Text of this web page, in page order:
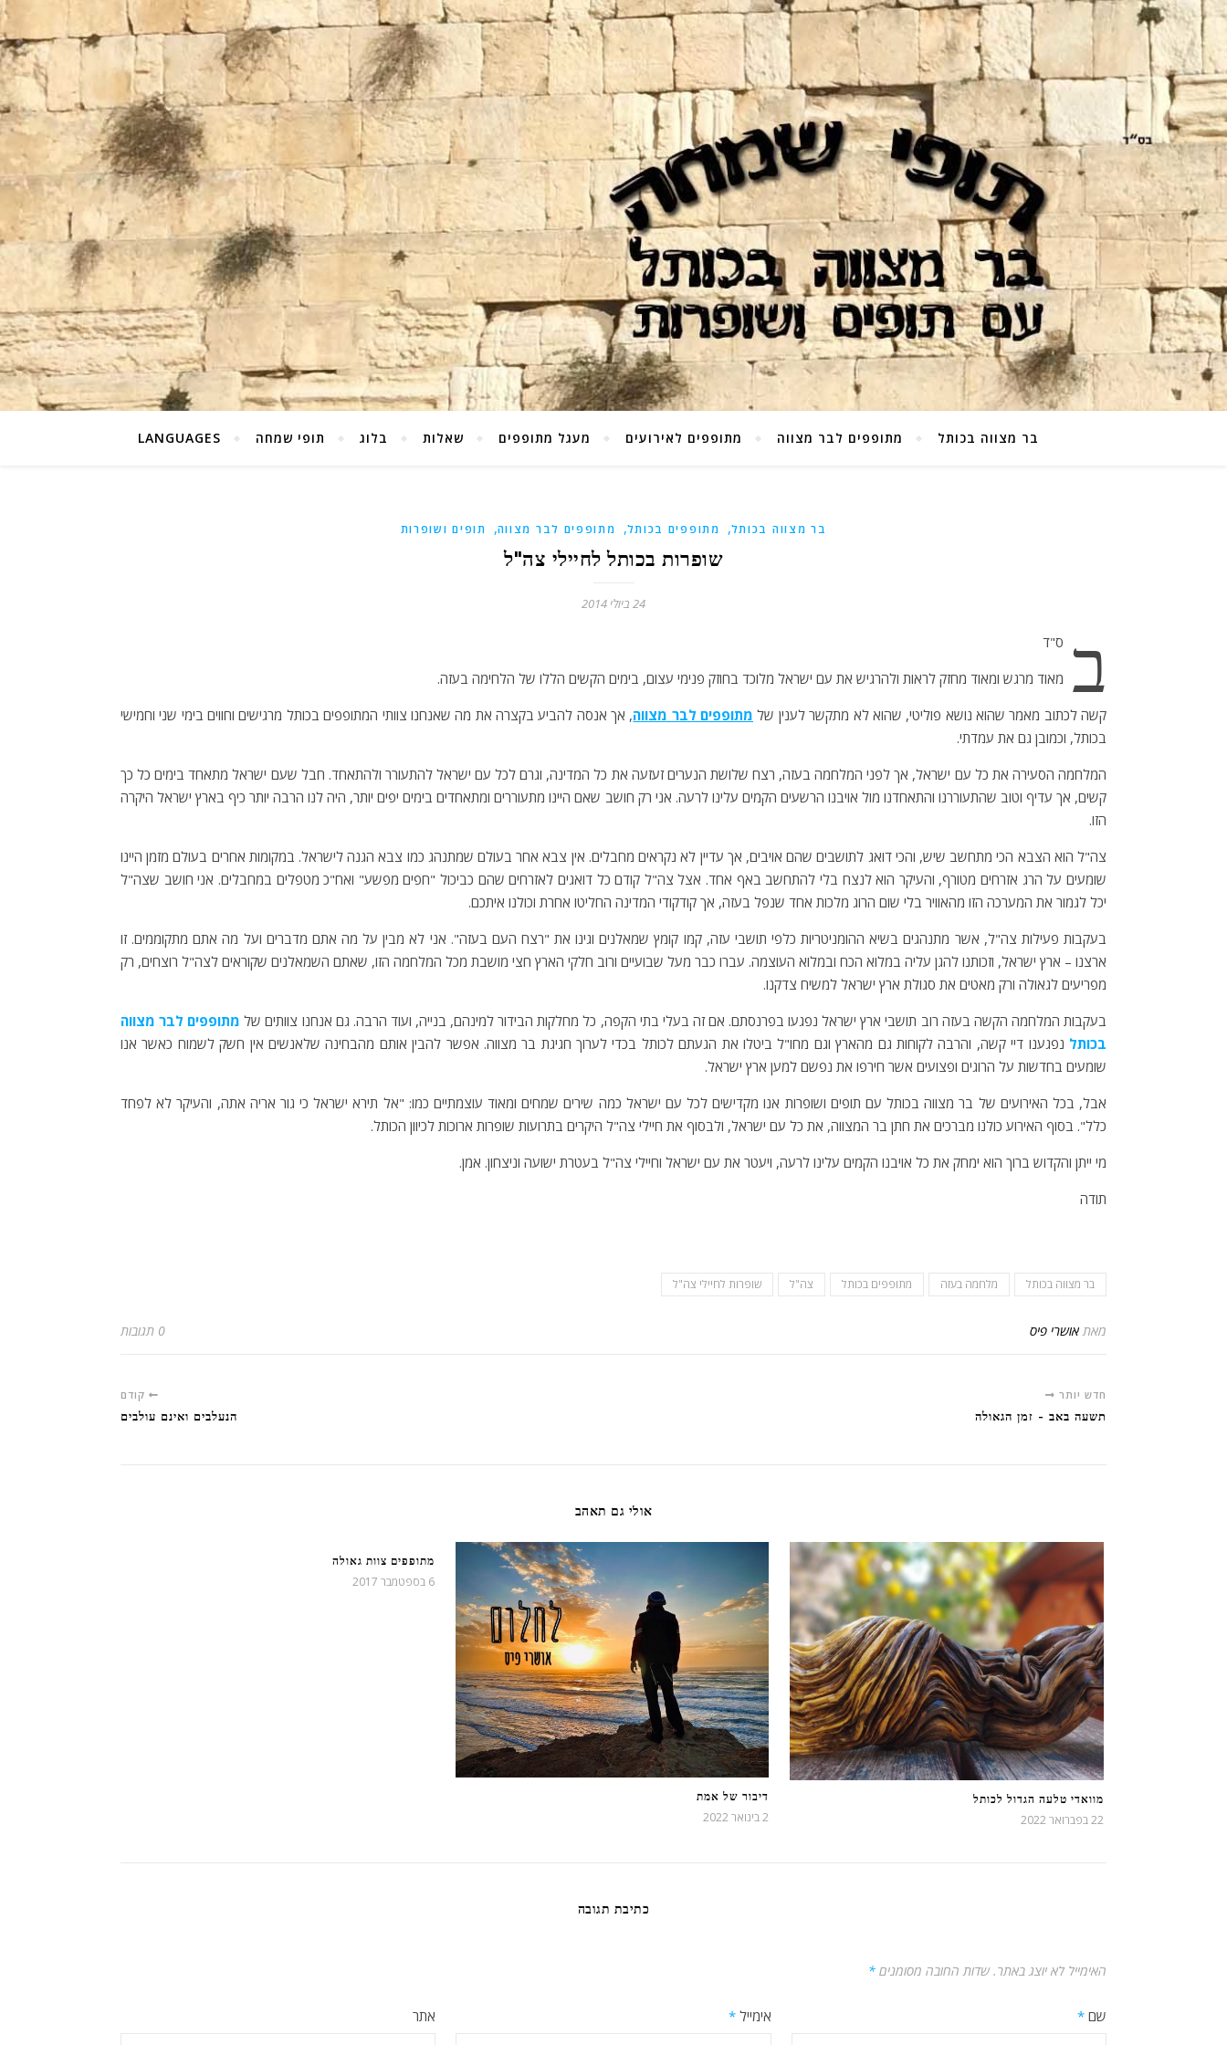
בר מצווה בכותל מתופפים לבר מצווה מתופפים לאירועים מעגל מתופפים שאלות בלוג תופי שמחה LANGUAGES
בר מצווה בכותל, מתופפים בכותל, מתופפים לבר מצווה, תופים ושופרות
שופרות בכותל לחיילי צה"ל
24 ביולי 2014
ב ס"ד
מאוד מרגש ומאוד מחזק לראות ולהרגיש את עם ישראל מלוכד בחוזק פנימי עצום, בימים הקשים הללו של הלחימה בעזה.
קשה לכתוב מאמר שהוא נושא פוליטי, שהוא לא מתקשר לענין של מתופפים לבר מצווה, אך אנסה להביע בקצרה את מה שאנחנו צוותי המתופפים בכותל מרגישים וחווים בימי שני וחמישי
בכותל, וכמובן גם את עמדתי.
המלחמה הסעירה את כל עם ישראל, אך לפני המלחמה בעזה, רצח שלושת הנערים זעזעה את כל המדינה, וגרם לכל עם ישראל להתעורר ולהתאחד. חבל שעם ישראל מתאחד בימים כל כך
קשים, אך עדיף וטוב שהתעוררנו והתאחדנו מול אויבנו הרשעים הקמים עלינו לרעה. אני רק חושב שאם היינו מתעוררים ומתאחדים בימים יפים יותר, היה לנו הרבה יותר כיף בארץ ישראל היקרה
הזו.
צה"ל הוא הצבא הכי מתחשב שיש, והכי דואג לתושבים שהם אויבים, אך עדיין לא נקראים מחבלים. אין צבא אחר בעולם שמתנהג כמו צבא הגנה לישראל. במקומות אחרים בעולם מזמן היינו
שומעים על הרג אזרחים מטורף, והעיקר הוא לנצח בלי להתחשב באף אחד. אצל צה"ל קודם כל דואגים לאזרחים שהם כביכול "חפים מפשע" ואח"כ מטפלים במחבלים. אני חושב שצה"ל
יכל לגמור את המערכה הזו מהאוויר בלי שום הרוג מלכות אחד שנפל בעזה, אך קודקודי המדינה החליטו אחרת וכולנו איתכם.
בעקבות פעילות צה"ל, אשר מתנהגים בשיא ההומניטריות כלפי תושבי עזה, קמו קומץ שמאלנים וגינו את "רצח העם בעזה". אני לא מבין על מה אתם מדברים ועל מה אתם מתקוממים. זו
ארצנו – ארץ ישראל, וזכותנו להגן עליה במלוא הכח ובמלוא העוצמה. עברו כבר מעל שבועיים ורוב חלקי הארץ חצי מושבת מכל המלחמה הזו, שאתם השמאלנים שקוראים לצה"ל רוצחים, רק
מפריעים לגאולה ורק מאטים את סגולת ארץ ישראל למשיח צדקנו.
בעקבות המלחמה הקשה בעזה רוב תושבי ארץ ישראל נפגעו בפרנסתם. אם זה בעלי בתי הקפה, כל מחלקות הבידור למינהם, בנייה, ועוד הרבה. גם אנחנו צוותים של מתופפים לבר מצווה
בכותל נפגענו דיי קשה, והרבה לקוחות גם מהארץ וגם מחו"ל ביטלו את הגעתם לכותל בכדי לערוך חגיגת בר מצווה. אפשר להבין אותם מהבחינה שלאנשים אין חשק לשמוח כאשר אנו
שומעים בחדשות על הרוגים ופצועים אשר חירפו את נפשם למען ארץ ישראל.
אבל, בכל האירועים של בר מצווה בכותל עם תופים ושופרות אנו מקדישים לכל עם ישראל כמה שירים שמחים ומאוד עוצמתיים כמו: "אל תירא ישראל כי גור אריה אתה, והעיקר לא לפחד
כלל". בסוף האירוע כולנו מברכים את חתן בר המצווה, את כל עם ישראל, ולבסוף את חיילי צה"ל היקרים בתרועות שופרות ארוכות לכיוון הכותל.
מי ייתן והקדוש ברוך הוא ימחק את כל אויבנו הקמים עלינו לרעה, ויעטר את עם ישראל וחיילי צה"ל בעטרת ישועה וניצחון. אמן.
תודה
בר מצווה בכותל מלחמה בעזה מתופפים בכותל צה"ל שופרות לחיילי צה"ל
מאתאושרי פיס 0 תגובות
קודם
הנעלבים ואינם עולבים
חדש יותר
תשעה באב - זמן הגאולה
אולי גם תאהב
מתופפים צוות גאולה
6 בספטמבר 2017
דיבור של אמת
2 בינואר 2022
מוואדי טלעה הגדול לכותל
22 בפברואר 2022
כתיבת תגובה
האימייל לא יוצג באתר. שדות החובה מסומנים *
שם * אימייל* אתר